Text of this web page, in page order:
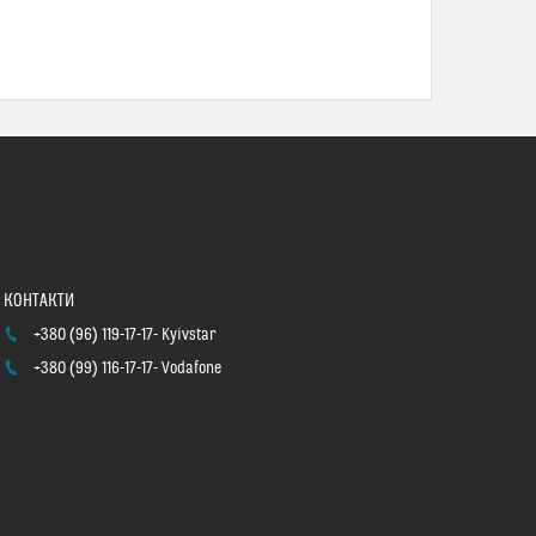
+380 (96) 119-17-17 Kyivstar
+380 (99) 116-17-17 Vodafone